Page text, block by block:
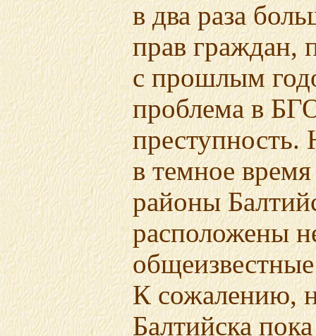
в два раза
прав граждан,
с прошлым
проблема в
преступность.
в темное
районы
расположены
К сожалению,
Балтийска